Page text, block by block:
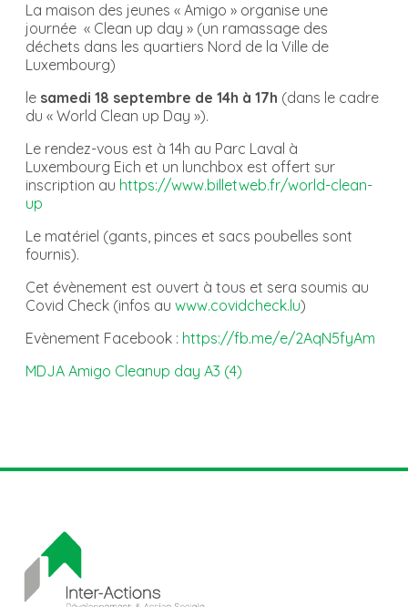
La maison des jeunes « Amigo » organise une
journée « Clean up day » (un ramassage des
déchets dans les quartiers Nord de la Ville de
Luxembourg)
le samedi 18 septembre de 14h à 17h (dans le cadre
du « World Clean up Day »).
Le rendez-vous est à 14h au Parc Laval à
Luxembourg Eich et un lunchbox est offert sur
inscription au https://www.billetweb.fr/world-clean-
up
Le matériel (gants, pinces et sacs poubelles sont
fournis).
Cet évènement est ouvert à tous et sera soumis au
Covid Check (infos au www.covidcheck.lu)
Evènement Facebook : https://fb.me/e/2AqN5fyAm
MDJA Amigo Cleanup day A3 (4)